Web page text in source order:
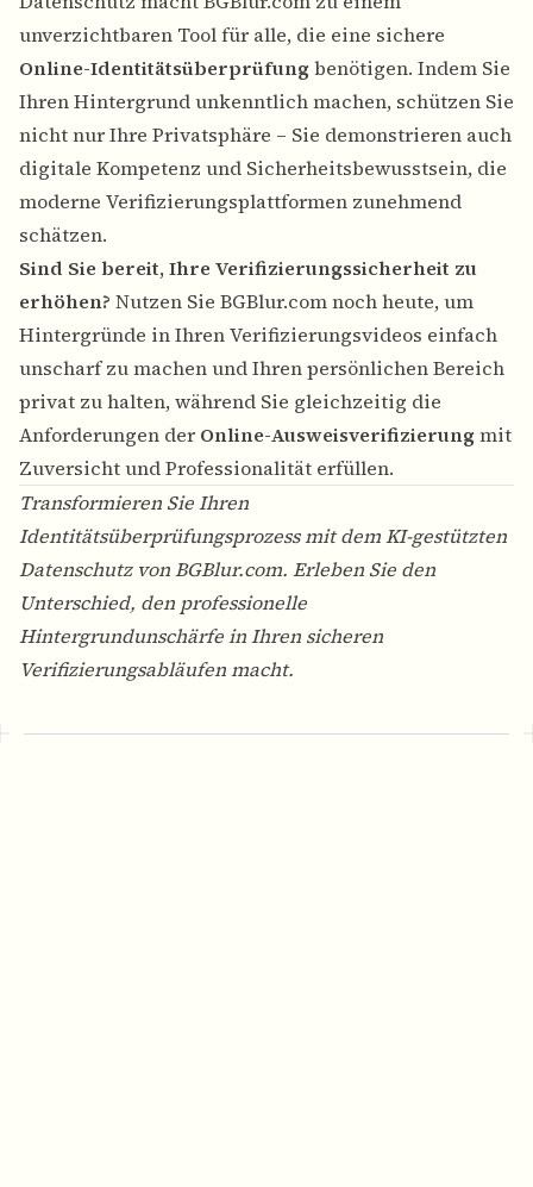
unverzichtbaren Tool für alle, die eine sichere
Online-Identitätsüberprüfungbenötigen. Indem Sie
Ihren Hintergrund unkenntlich machen, schützen Sie
nicht nur Ihre Privatsphäre – Sie demonstrieren auch
digitale Kompetenz und Sicherheitsbewusstsein, die
moderne Verifizierungsplattformen zunehmend
schätzen.
Sind Sie bereit, Ihre Verifizierungssicherheit zu
erhöhen? Nutzen Sie BGBlur.com noch heute, um
Hintergründe in Ihren Verifizierungsvideos einfach
unscharf zu machen und Ihren persönlichen Bereich
privat zu halten, während Sie gleichzeitig die
Anforderungen der Online-Ausweisverifizierungmit
Zuversicht und Professionalität erfüllen.
Transformieren Sie Ihren
Identitätsüberprüfungsprozess mit dem KI-gestützten
Datenschutz von BGBlur.com. Erleben Sie den
Unterschied, den professionelle
Hintergrundunschärfe in Ihren sicheren
Verifizierungsabläufen macht.